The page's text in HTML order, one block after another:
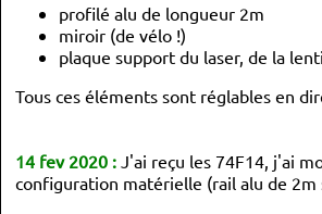
profilé alu de longueur 2m
miroir (de vélo !)
plaque support du laser, de la
Tous ces éléments sont réglables en
14 fev 2020 :J'ai reçu les 74F14, j'ai
configuration matérielle (rail alu de 2m